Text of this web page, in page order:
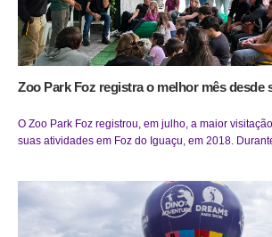
Zoo Park Foz registra o melhor mês desde
O Zoo Park Foz registrou, em julho, a maior
suas atividades em Foz do Iguaçu, em 2018.